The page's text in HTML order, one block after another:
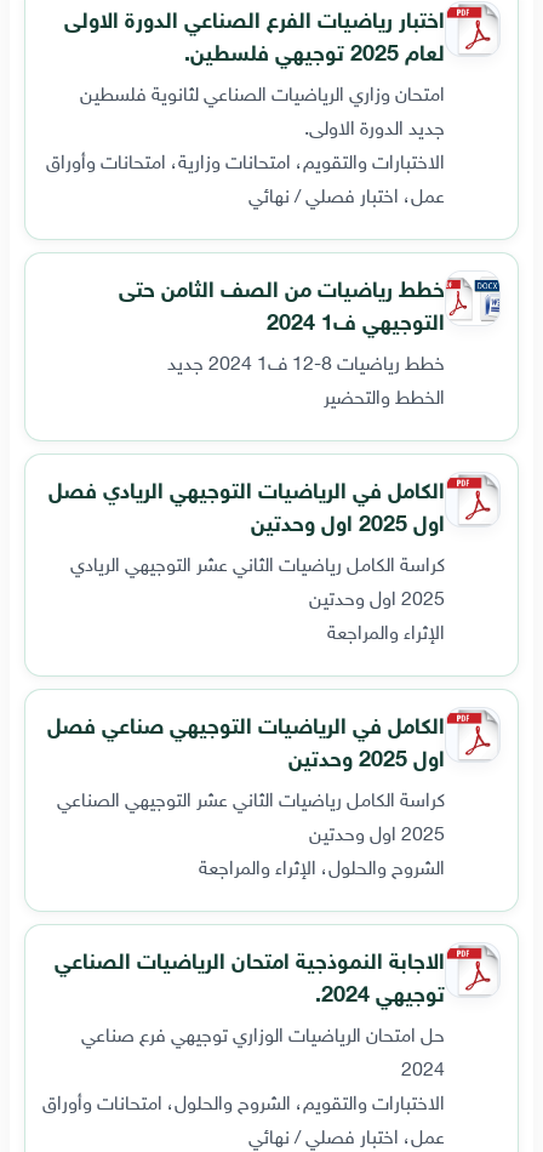
اختبار رياضيات الفرع الصناعي الدورة الاولى
لعام 2025 توجيهي فلسطين.
امتحان وزاري الرياضيات الصناعي لثانوية فلسطين
جديد الدورة الاولى.
الاختبارات والتقويم، امتحانات وزارية، امتحانات وأوراق
عمل، اختبار فصلي / نهائي
خطط رياضيات من الصف الثامن حتى
التوجيهي ف1 2024
خطط رياضيات 8-12 ف1 2024 جديد
الخطط والتحضير
الكامل في الرياضيات التوجيهي الريادي فصل
اول 2025 اول وحدتين
كراسة الكامل رياضيات الثاني عشر التوجيهي الريادي
2025 اول وحدتين
الإثراء والمراجعة
الكامل في الرياضيات التوجيهي صناعي فصل
اول 2025 وحدتين
كراسة الكامل رياضيات الثاني عشر التوجيهي الصناعي
2025 اول وحدتين
الشروح والحلول، الإثراء والمراجعة
الاجابة النموذجية امتحان الرياضيات الصناعي
توجيهي 2024.
حل امتحان الرياضيات الوزاري توجيهي فرع صناعي
2024
الاختبارات والتقويم، الشروح والحلول، امتحانات وأوراق
عمل، اختبار فصلي / نهائي